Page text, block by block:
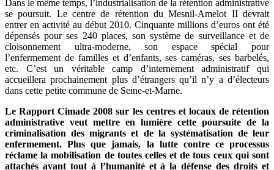
Dans le même temps, l’industrialisation de la rétention administrative
se poursuit. Le centre de rétention du Mesnil-Amelot II devrait
entrer en activité au début 2010. Cinquante millions d’euros ont été
dépensés pour ses 240 places, son système de surveillance et de
cloisonnement ultra-moderne, son espace spécial pour
l’enfermement de familles et d’enfants, ses caméras, ses barbelés,
etc. C’est un véritable camp d’internement administratif qui
accueillera prochainement plus d’étrangers qu’il n’y a d’électeurs
dans cette petite commune de Seine-et-Marne.
Le Rapport Cimade 2008 sur les centres et locaux de rétention
administrative veut mettre en lumière cette poursuite de la
criminalisation des migrants et de la systématisation de leur
enfermement. Plus que jamais, la lutte contre ce processus
réclame la mobilisation de toutes celles et de tous ceux qui sont
attachés avant tout à l’humanité et à la défense des droits et